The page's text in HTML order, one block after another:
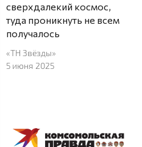
сверхдалекий космос,
туда проникнуть не всем
получалось
«ТН Звёзды»
5 июня 2025